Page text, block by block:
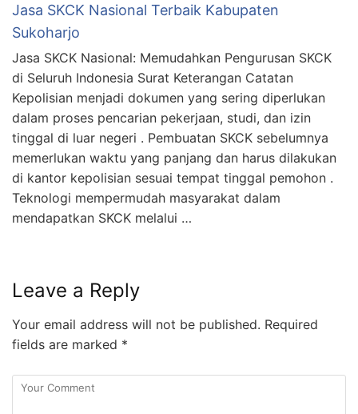
Jasa SKCK Nasional Terbaik Kabupaten
Sukoharjo
Jasa SKCK Nasional: Memudahkan Pengurusan SKCK
di Seluruh Indonesia Surat Keterangan Catatan
Kepolisian menjadi dokumen yang sering diperlukan
dalam proses pencarian pekerjaan, studi, dan izin
tinggal di luar negeri . Pembuatan SKCK sebelumnya
memerlukan waktu yang panjang dan harus dilakukan
di kantor kepolisian sesuai tempat tinggal pemohon .
Teknologi mempermudah masyarakat dalam
mendapatkan SKCK melalui …
Leave a Reply
Your email address will not be published. Required
fields are marked *